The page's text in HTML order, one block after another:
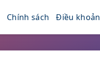
Chính sách Điều khoản